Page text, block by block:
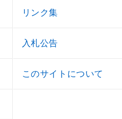
リンク集
入札公告
このサイトについて